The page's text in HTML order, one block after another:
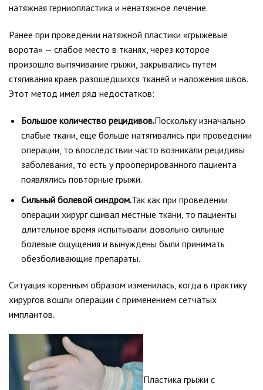
натяжная герниопластика и ненатяжное лечение.
Ранее при проведении натяжной пластики «грыжевые
ворота» — слабое место в тканях, через которое
произошло выпячивание грыжи, закрывались путем
стягивания краев разошедшихся тканей и наложения швов.
Этот метод имел ряд недостатков:
Большое количество рецидивов.Поскольку изначально
слабые ткани, еще больше натягивались при проведении
операции, то впоследствии часто возникали рецидивы
заболевания, то есть у прооперированного пациента
появлялись повторные грыжи.
Сильный болевой синдром.Так как при проведении
операции хирург сшивал местные ткани, то пациенты
длительное время испытывали довольно сильные
болевые ощущения и вынуждены были принимать
обезболивающие препараты.
Ситуация коренным образом изменилась, когда в практику
хирургов вошли операции с применением сетчатых
имплантов.
Пластика грыжи с